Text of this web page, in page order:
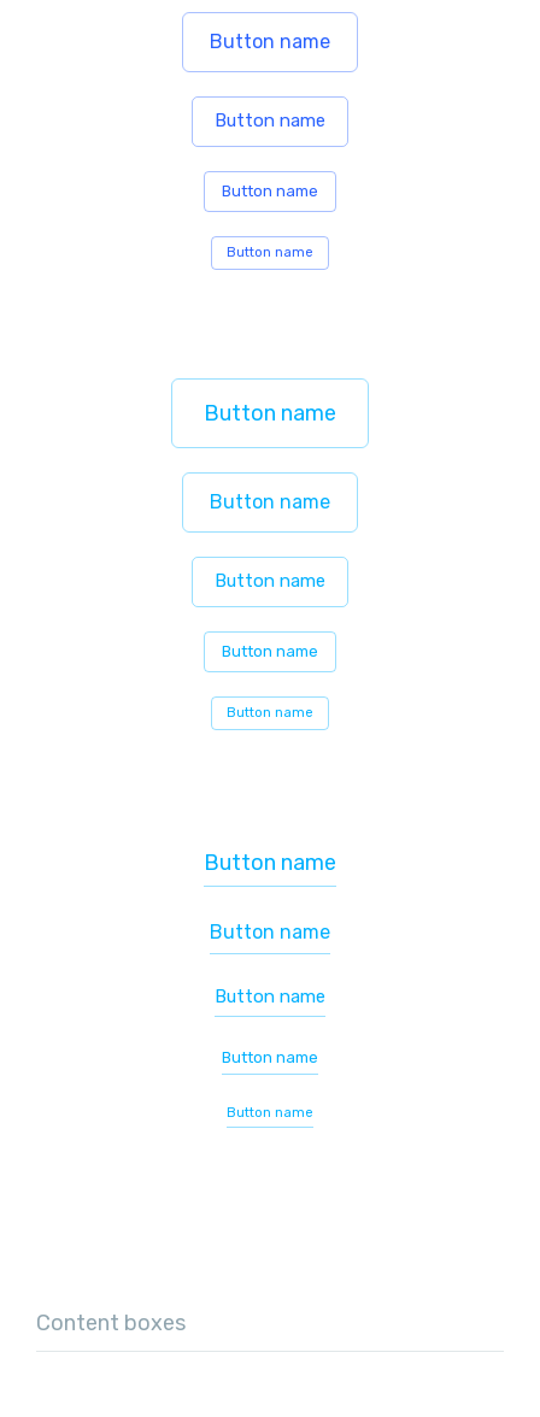
Button name
Button name
Button name
Button name
Button name
Button name
Button name
Button name
Button name
Button name
Button name
Button name
Button name
Button name
Content boxes